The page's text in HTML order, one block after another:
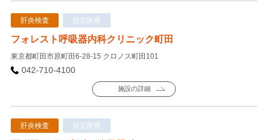
肝炎検査 指定医療
フォレスト呼吸器内科クリニック町田
東京都町田市原町田6-28-15 クロノス町田101
042-710-4100
施設の詳細
肝炎検査 指定医療